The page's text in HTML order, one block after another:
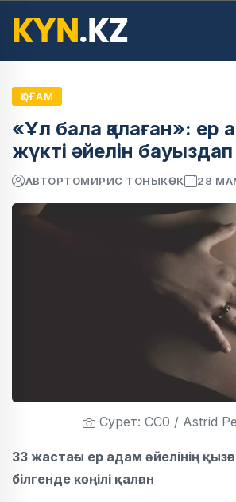
ҚОҒАМ
«Ұл бала қалаған»: ер
жүкті әйелін
АВТОРТОМИРИС ТОНЫКӨК 28
Сурет: CC0 / Astrid
33 жастағы ер адам әйелінің
білгенде көңілі қалған